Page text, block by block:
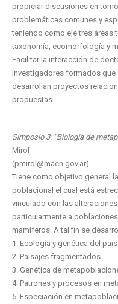
propiciar discusiones en
problemáticas comunes y
teniendo como eje tres áreas
taxonomía, ecomorfología y
Facilitar la interacción de
investigadores formados que
desarrollan proyectos
propuestas.
Simposio 3: “Biología de
Mirol
(pmirol@macn.gov.ar).
Tiene como objetivo general
poblacional el cual está
vinculado con las
particularmente a
mamíferos. A tal fin se
1. Ecología y genética del
2. Paisajes fragmentados.
3. Genética de
4. Patrones y procesos en
5. Especiación en